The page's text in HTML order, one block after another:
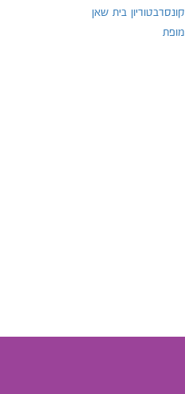
קונסרבטוריון בית שאן
מופת